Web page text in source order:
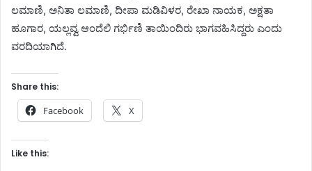
ಲಮಾಣಿ, ಅನಿತಾ ಲಮಾಣಿ, ದೀಪಾ ಮಡಿವಿಳರ, ರೇಖಾ ನಾಯಕ, ಅಕ್ಷತಾ
ಹೂಗಾರ, ಯಲ್ಲವ್ವ ಆಂದೆಲಿ ಗರ್ಭಿಣಿ ತಾಯಿಂದಿರು ಭಾಗವಹಿಸಿದ್ದರು ಎಂದು
ವರದಿಯಾಗಿದೆ.
Share this:
Facebook X
Like this: